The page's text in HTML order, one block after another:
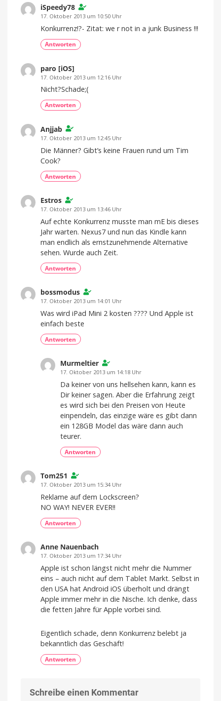
iSpeedy78
17. Oktober 2013 um 10:50 Uhr
Konkurrenz!?- Zitat: we r not in a junk Business !!!
Antworten
paro [iOS]
17. Oktober 2013 um 12:16 Uhr
Nicht?Schade;(
Antworten
Anjjab
17. Oktober 2013 um 12:45 Uhr
Die Männer? Gibt’s keine Frauen rund um Tim
Cook?
Antworten
Estros
17. Oktober 2013 um 13:46 Uhr
Auf echte Konkurrenz musste man mE bis dieses
Jahr warten. Nexus7 und nun das Kindle kann
man endlich als ernstzunehmende Alternative
sehen. Wurde auch Zeit.
Antworten
bossmodus
17. Oktober 2013 um 14:01 Uhr
Was wird iPad Mini 2 kosten ???? Und Apple ist
einfach beste
Antworten
Murmeltier
17. Oktober 2013 um 14:18 Uhr
Da keiner von uns hellsehen kann, kann es
Dir keiner sagen. Aber die Erfahrung zeigt
es wird sich bei den Preisen von Heute
einpendeln, das einzige wäre es gibt dann
ein 128GB Model das wäre dann auch
teurer.
Antworten
Tom251
17. Oktober 2013 um 15:34 Uhr
Reklame auf dem Lockscreen?
NO WAY! NEVER EVER!!
Antworten
Anne Nauenbach
17. Oktober 2013 um 17:34 Uhr
Apple ist schon längst nicht mehr die Nummer
eins – auch nicht auf dem Tablet Markt. Selbst in
den USA hat Android iOS überholt und drängt
Apple immer mehr in die Nische. Ich denke, dass
die fetten Jahre für Apple vorbei sind.
Eigentlich schade, denn Konkurrenz belebt ja
bekanntlich das Geschäft!
Antworten
Schreibe einen Kommentar